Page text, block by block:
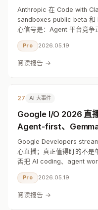
Anthropic 在 Code with
sandboxes public beta 和
心信号是：Agent 平台竞争
境、私有网络和审计边界谁
Pro 2026.05.19
阅读报告 →
27 AI 大事件
Google I/O 2026 直
Agent-first、
Google Developers
心直播；真正值得盯的不
否把 AI coding、agent
Firebase、Android 和 TPU
Pro 2026.05.19
阅读报告 →